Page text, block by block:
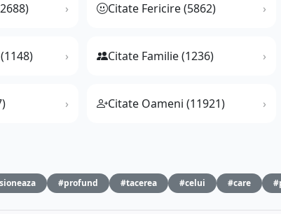
Citate Fericire (5862)
Citate Familie (1236)
Citate Oameni (11921)
#profund #tacerea #celui #care